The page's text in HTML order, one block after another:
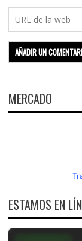
MERCADO
ESTAMOS EN